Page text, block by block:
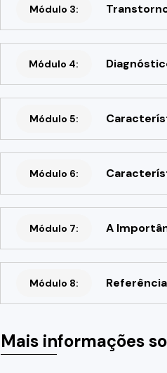
Módulo 3:
Módulo 4:
Módulo 5:
Módulo 6:
Módulo 7: A
Módulo 8:
Mais informações